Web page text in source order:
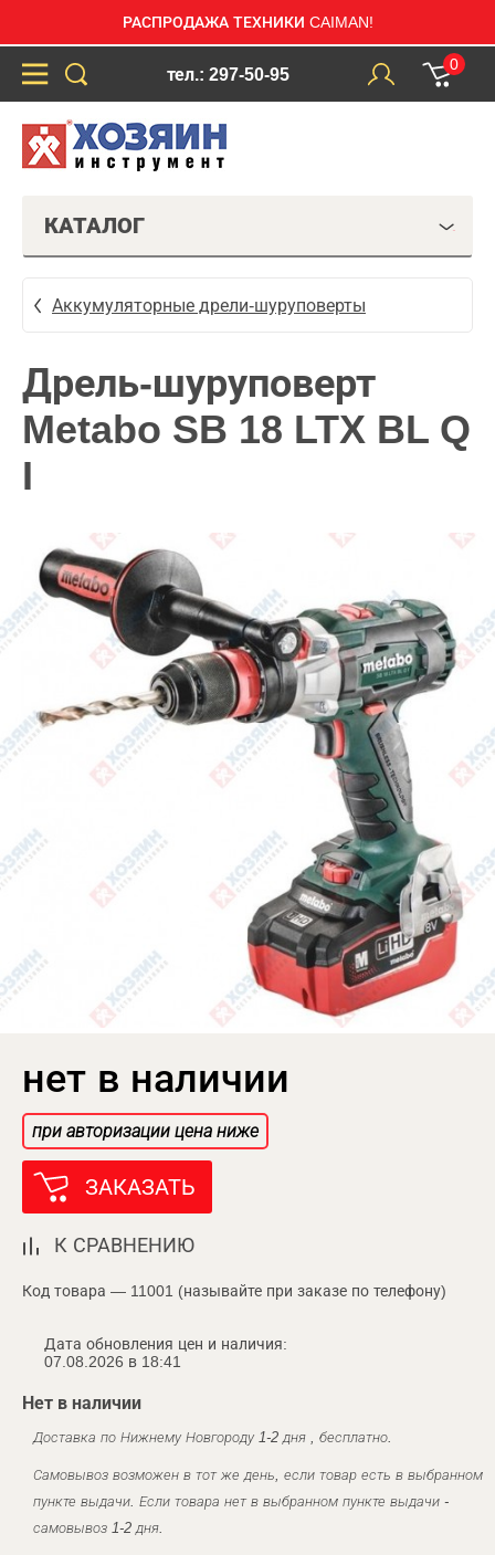
РАСПРОДАЖА ТЕХНИКИ CAIMAN!
тел.: 297-50-95
0
КАТАЛОГ
Аккумуляторные дрели-шуруповерты
Дрель-шуруповерт
Metabo SB 18 LTX BL Q
I
нет в наличии
при авторизации цена ниже
ЗАКАЗАТЬ
К СРАВНЕНИЮ
Код товара — 11001 (называйте при заказе по телефону)
Дата обновления цен и наличия:
07.08.2026 в 18:41
Нет в наличии
Доставка по Нижнему Новгороду 1-2 дня , бесплатно.
Самовывоз возможен в тот же день, если товар есть в выбранном
пункте выдачи. Если товара нет в выбранном пункте выдачи -
самовывоз 1-2 дня.